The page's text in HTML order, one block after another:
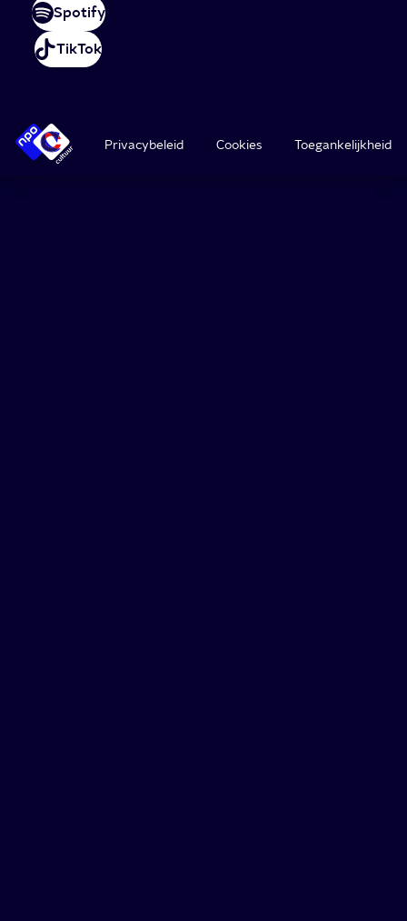
Spotify
TikTok
Privacybeleid Cookies Toegankelijkheid